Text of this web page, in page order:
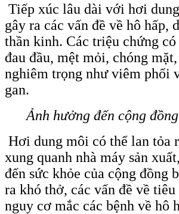
Tiếp xúc lâu dài với hơi
gây ra các vấn đề về hô hấp,
thần kinh. Các triệu chứng có
đau đầu, mệt mỏi, chóng
nghiêm trọng như viêm phổi
gan.
Ảnh hưởng đến cộng
Hơi dung môi có thể lan tỏa
xung quanh nhà máy sản
đến sức khỏe của cộng đồng
ra khó thở, các vấn đề về tiêu
nguy cơ mắc các bệnh về hô